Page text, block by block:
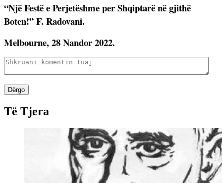
“Një Festë e Perjetëshme per Shqiptarë në gjithë
Boten!” F. Radovani.
Melbourne, 28 Nandor 2022.
Dërgo
Të Tjera